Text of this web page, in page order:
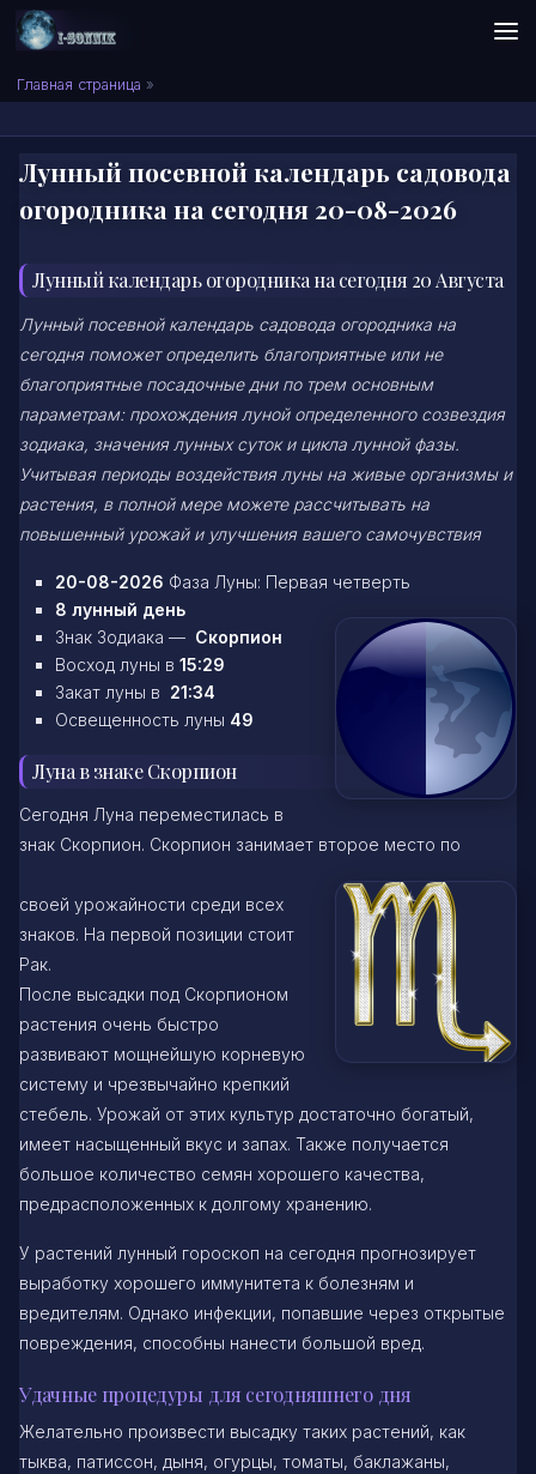
Skip to content
Сонник I-SONNIK.COM
Главная страница »
Лунный посевной календарь садовода
огородника на сегодня 20-08-2026
Лунный календарь огородника на сегодня 20 Августа
Лунный посевной календарь садовода огородника на
сегодня поможет определить благоприятные или не
благоприятные посадочные дни по трем основным
параметрам: прохождения луной определенного созвездия
зодиака, значения лунных суток и цикла лунной фазы.
Учитывая периоды воздействия луны на живые организмы и
растения, в полной мере можете рассчитывать на
повышенный урожай и улучшения вашего самочувствия
20-08-2026 Фаза Луны: Первая четверть
8 лунный день
Знак Зодиака — Скорпион
Восход луны в 15:29
Закат луны в 21:34
Освещенность луны 49
Луна в знаке Скорпион
Сегодня Луна переместилась в
знак Скорпион. Скорпион занимает второе место по
своей урожайности среди всех
знаков. На первой позиции стоит
Рак.
После высадки под Скорпионом
растения очень быстро
развивают мощнейшую корневую
систему и чрезвычайно крепкий
стебель. Урожай от этих культур достаточно богатый,
имеет насыщенный вкус и запах. Также получается
большое количество семян хорошего качества,
предрасположенных к долгому хранению.
У растений лунный гороскоп на сегодня прогнозирует
выработку хорошего иммунитета к болезням и
вредителям. Однако инфекции, попавшие через открытые
повреждения, способны нанести большой вред.
Удачные процедуры для сегодняшнего дня
Желательно произвести высадку таких растений, как
тыква, патиссон, дыня, огурцы, томаты, баклажаны,